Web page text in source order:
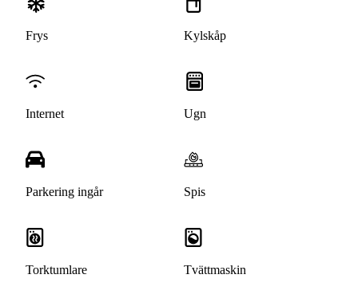
Frys Kylskåp
Internet Ugn
Parkering ingår Spis
Torktumlare Tvättmaskin